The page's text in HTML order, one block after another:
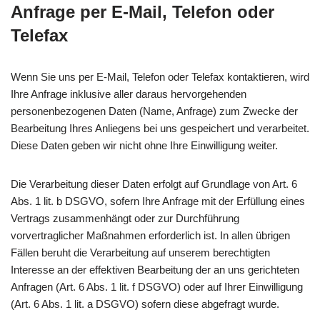
Anfrage per E-Mail, Telefon oder
Telefax
Wenn Sie uns per E-Mail, Telefon oder Telefax kontaktieren, wird
Ihre Anfrage inklusive aller daraus hervorgehenden
personenbezogenen Daten (Name, Anfrage) zum Zwecke der
Bearbeitung Ihres Anliegens bei uns gespeichert und verarbeitet.
Diese Daten geben wir nicht ohne Ihre Einwilligung weiter.
Die Verarbeitung dieser Daten erfolgt auf Grundlage von Art. 6
Abs. 1 lit. b DSGVO, sofern Ihre Anfrage mit der Erfüllung eines
Vertrags zusammenhängt oder zur Durchführung
vorvertraglicher Maßnahmen erforderlich ist. In allen übrigen
Fällen beruht die Verarbeitung auf unserem berechtigten
Interesse an der effektiven Bearbeitung der an uns gerichteten
Anfragen (Art. 6 Abs. 1 lit. f DSGVO) oder auf Ihrer Einwilligung
(Art. 6 Abs. 1 lit. a DSGVO) sofern diese abgefragt wurde.